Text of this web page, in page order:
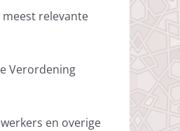
relevante
Verordening
en overige